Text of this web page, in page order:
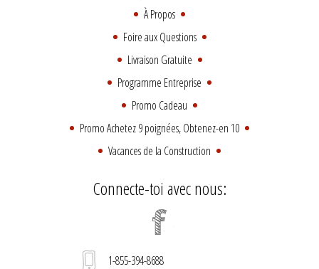
À Propos
Foire aux Questions
Livraison Gratuite
Programme Entreprise
Promo Cadeau
Promo Achetez 9 poignées, Obtenez-en 10
Vacances de la Construction
Connecte-toi avec nous:
1-855-394-8688